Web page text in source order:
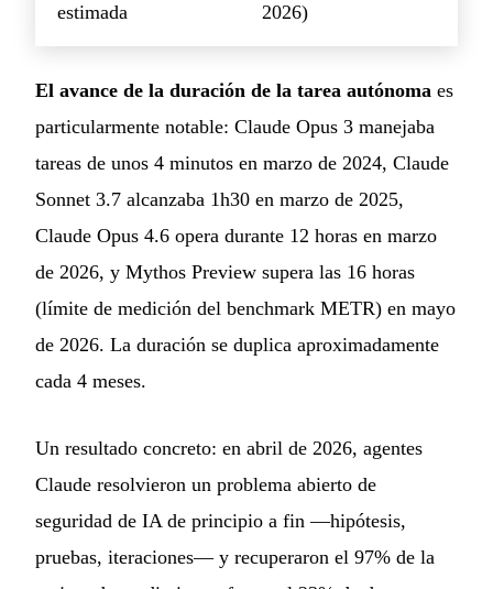
estimada
2026)
El avance de la duración de la tarea autónoma es
particularmente notable: Claude Opus 3 manejaba
tareas de unos 4 minutos en marzo de 2024, Claude
Sonnet 3.7 alcanzaba 1h30 en marzo de 2025,
Claude Opus 4.6 opera durante 12 horas en marzo
de 2026, y Mythos Preview supera las 16 horas
(límite de medición del benchmark METR) en mayo
de 2026. La duración se duplica aproximadamente
cada 4 meses.
Un resultado concreto: en abril de 2026, agentes
Claude resolvieron un problema abierto de
seguridad de IA de principio a fin —hipótesis,
pruebas, iteraciones— y recuperaron el 97% de la